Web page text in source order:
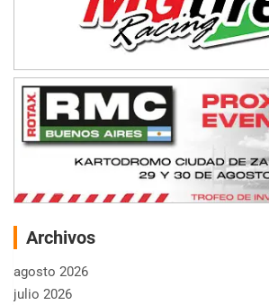
Archivos
agosto 2026
julio 2026